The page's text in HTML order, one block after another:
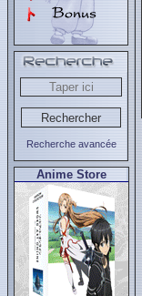
Recherche avancée
Anime Store